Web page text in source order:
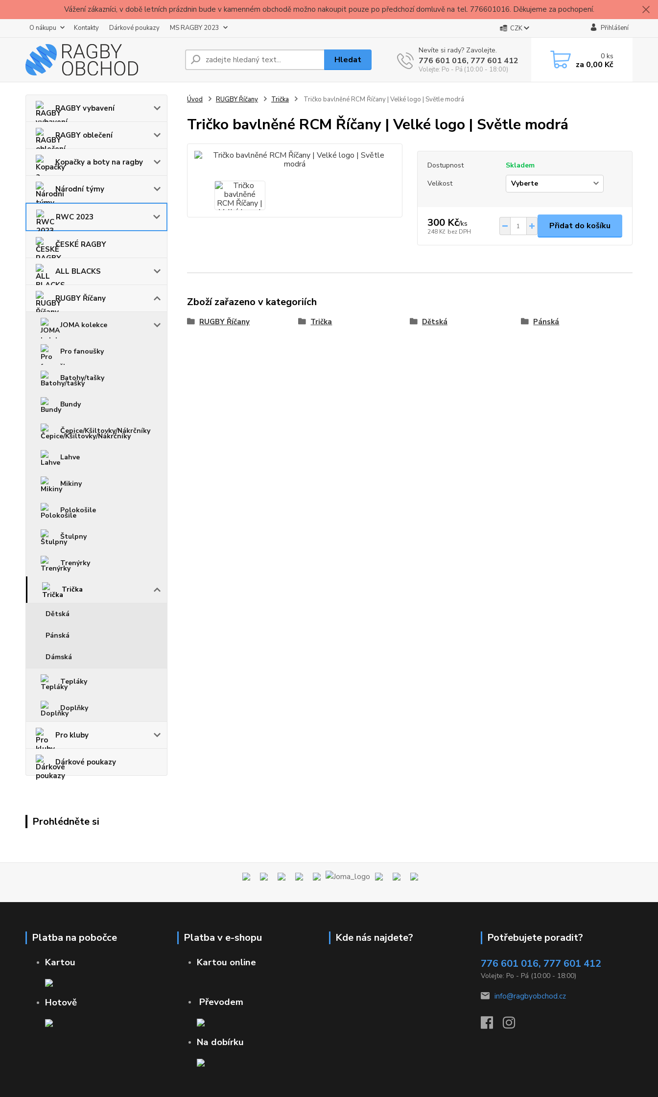
Vážení zákazníci, v době letních prázdnin bude v kamenném obchodě možno nakoupit pouze po předchozí domluvě na tel. 776601016. Děkujeme za pochopení.
O nákupu Kontakty Dárkové poukazy MS RAGBY 2023 CZK Přihlášení
Hledat
Nevíte si rady? Zavolejte.
776 601 016, 777 601 412
Volejte: Po - Pá (10:00 - 18:00)
0ks
za 0,00 Kč
RAGBY vybavení
RAGBY oblečení
Kopačky a boty na ragby
Národní týmy
RWC 2023
ČESKÉ RAGBY
ALL BLACKS
RUGBY Říčany
JOMA kolekce
Pro fanoušky
Batohy/tašky
Bundy
Čepice/Kšiltovky/Nákrčníky
Lahve
Mikiny
Polokošile
Štulpny
Trenýrky
Trička
Dětská
Pánská
Dámská
Tepláky
Doplňky
Pro kluby
Dárkové poukazy
Prohlédněte si
Úvod RUGBY Říčany Trička Tričko bavlněné RCM Říčany | Velké logo | Světle modrá
Tričko bavlněné RCM Říčany | Velké logo | Světle modrá
Dostupnost
Skladem
Velikost
300 Kč/ks
248 Kč bez DPH
Přidat do košíku
Zboží zařazeno v kategoriích
RUGBY Říčany Trička Dětská Pánská
Platba na pobočce
Kartou
Hotově
Platba v e-shopu
Kartou online
Převodem
Na dobírku
Kde nás najdete?
Potřebujete poradit?
776 601 016, 777 601 412
Volejte: Po - Pá (10:00 - 18:00)
info@ragbyobchod.cz